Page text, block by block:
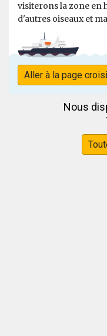
visiterons la zone en
d'autres oiseaux et
Aller à la page
Nous